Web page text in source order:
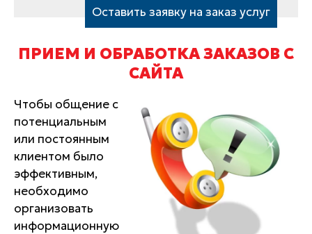
Оставить заявку на заказ услуг
ПРИЕМ И ОБРАБОТКА ЗАКАЗОВ С
САЙТА
Чтобы общение с
потенциальным
или постоянным
клиентом было
эффективным,
необходимо
организовать
информационную